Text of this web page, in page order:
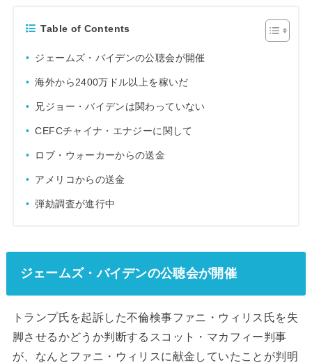
Table of Contents
ジェームズ・バイデンの公聴会が開催
海外から2400万ドル以上を稼いだ
兄ジョー・バイデンは関わっていない
CEFCチャイナ・エナジーに関して
ロブ・ウォーカーからの送金
アメリコからの送金
弾劾調査が進行中
ジェームズ・バイデンの公聴会が開催
トランプ氏を起訴した不倫検事ファニ・ウィリス氏を失
脚させるかどうか判断するスコット・マカフィー判事
が、なんとファニ・ウィリスに献金していたことが判明